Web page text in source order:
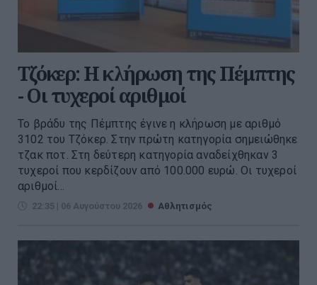
Τζόκερ: Η κλήρωση της Πέμπτης
- Οι τυχεροί αριθμοί
Το βράδυ της Πέμπτης έγινε η κλήρωση με αριθμό
3102 του Τζόκερ. Στην πρώτη κατηγορία σημειώθηκε
τζακ ποτ. Στη δεύτερη κατηγορία αναδείχθηκαν 3
τυχεροί που κερδίζουν από 100.000 ευρώ. Οι τυχεροί
αριθμοί...
22:35 | 06 Αυγούστου 2026 Αθλητισμός